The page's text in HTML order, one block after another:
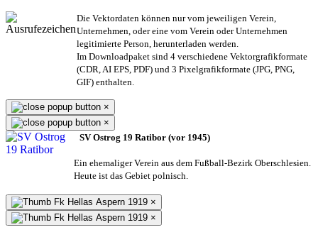
Die Vektordaten können nur vom jeweiligen Verein,
Unternehmen, oder eine vom Verein oder Unternehmen
legitimierte Person, herunterladen werden.
Im Downloadpaket sind 4 verschiedene Vektorgrafikformate
(CDR, AI EPS, PDF) und 3 Pixelgrafikformate (JPG, PNG,
GIF) enthalten.
×
×
SV Ostrog 19 Ratibor (vor 1945)
Ein ehemaliger Verein aus dem Fußball-Bezirk Oberschlesien.
Heute ist das Gebiet polnisch.
×
×